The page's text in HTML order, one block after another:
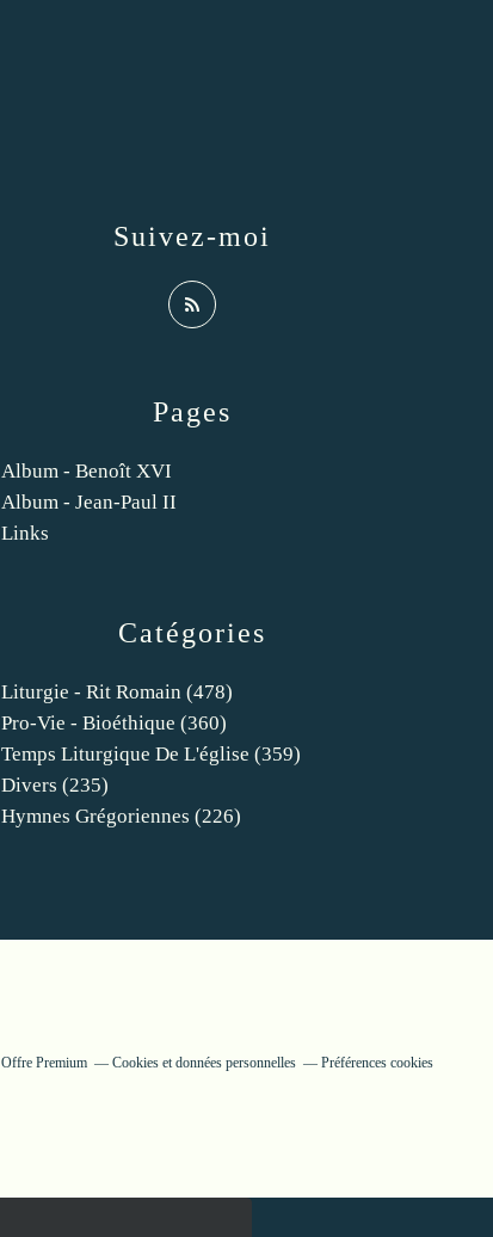
Catégories
Liturgie - Rit Romain (478)
Pro-Vie - Bioéthique (360)
Temps Liturgique De L'église (359)
Divers (235)
Hymnes Grégoriennes (226)
Pages
Album - Benoît XVI
Album - Jean-Paul II
Links
Suivez-moi
Offre Premium Cookies et données personnelles Préférences cookies